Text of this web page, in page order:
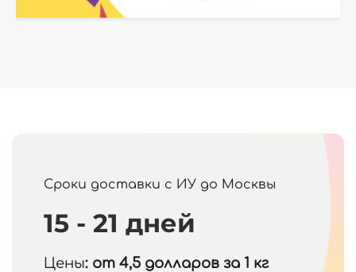
Сроки доставки с ИУ до Москвы
15 - 21 дней
Цены: от 4,5 долларов за 1 кг